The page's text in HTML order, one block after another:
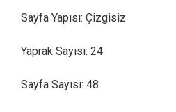
Sayfa Yapısı: Çizgisiz
Yaprak Sayısı: 24
Sayfa Sayısı: 48